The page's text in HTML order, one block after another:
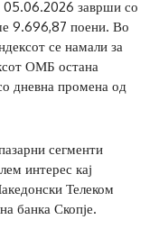
05.06.2026 заврши со
9.696,87 поени. Во
се намали за
ОМБ остана
дневна промена од
сегменти
интерес кај
Телеком
банка Скопје.